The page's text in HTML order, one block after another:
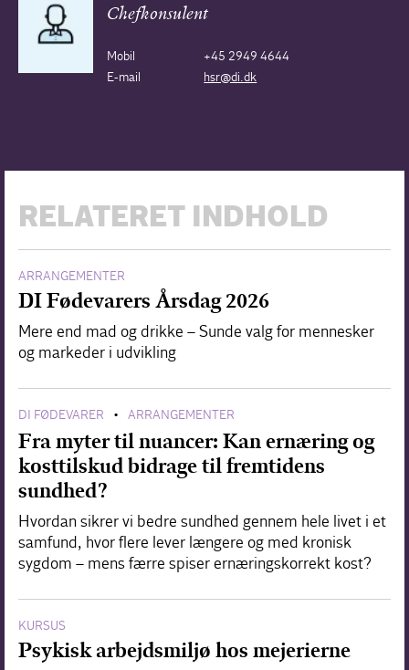
Chefkonsulent
Mobil
+45 2949 4644
E-mail
hsr@di.dk
RELATERET INDHOLD
ARRANGEMENTER
DI Fødevarers Årsdag 2026
Mere end mad og drikke – Sunde valg for mennesker
og markeder i udvikling
DI FØDEVARER • ARRANGEMENTER
Fra myter til nuancer: Kan ernæring og
kosttilskud bidrage til fremtidens
sundhed?
Hvordan sikrer vi bedre sundhed gennem hele livet i et
samfund, hvor flere lever længere og med kronisk
sygdom – mens færre spiser ernæringskorrekt kost?
KURSUS
Psykisk arbejdsmiljø hos mejerierne